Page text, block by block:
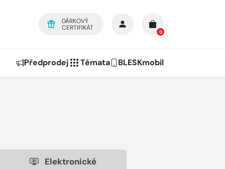
DÁRKOVÝ
CERTIFIKÁT
0
Předprodej Témata BLESKmobil
Elektronické